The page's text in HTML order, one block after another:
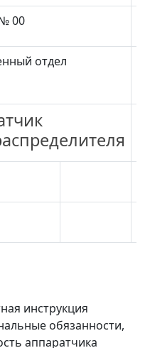
00
отдел
инструкция
обязанности,
аппаратчика